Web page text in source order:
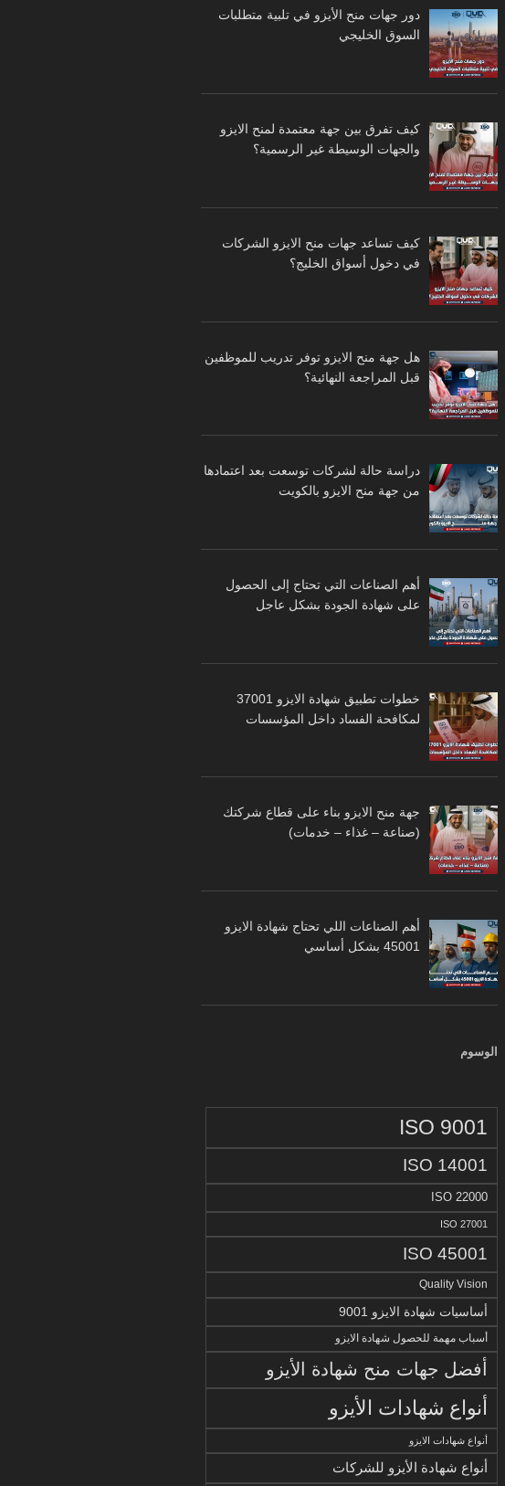
دور جهات منح الأيزو في تلبية متطلبات
السوق الخليجي
كيف تفرق بين جهة معتمدة لمنح الايزو
والجهات الوسيطة غير الرسمية؟
كيف تساعد جهات منح الايزو الشركات
في دخول أسواق الخليج؟
هل جهة منح الايزو توفر تدريب للموظفين
قبل المراجعة النهائية؟
دراسة حالة لشركات توسعت بعد اعتمادها
من جهة منح الايزو بالكويت
أهم الصناعات التي تحتاج إلى الحصول
على شهادة الجودة بشكل عاجل
خطوات تطبيق شهادة الايزو 37001
لمكافحة الفساد داخل المؤسسات
جهة منح الايزو بناء على قطاع شركتك
(صناعة – غذاء – خدمات)
أهم الصناعات اللي تحتاج شهادة الايزو
45001 بشكل أساسي
الوسوم
ISO 9001
ISO 14001
ISO 22000
ISO 27001
ISO 45001
Quality Vision
أساسيات شهادة الايزو 9001
أسباب مهمة للحصول شهادة الايزو
أفضل جهات منح شهادة الأيزو
أنواع شهادات الأيزو
أنواع شهادات الايزو
أنواع شهادة الأيزو للشركات